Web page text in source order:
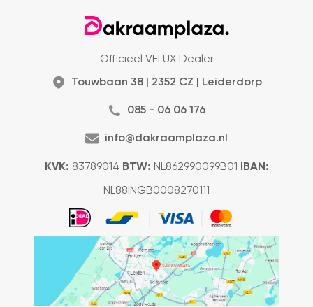
Officieel VELUX Dealer
Touwbaan 38 | 2352 CZ | Leiderdorp
085 - 06 06 176
info@dakraamplaza.nl
KVK: 83789014 BTW: NL862990099B01 IBAN:
NL88INGB0008270111